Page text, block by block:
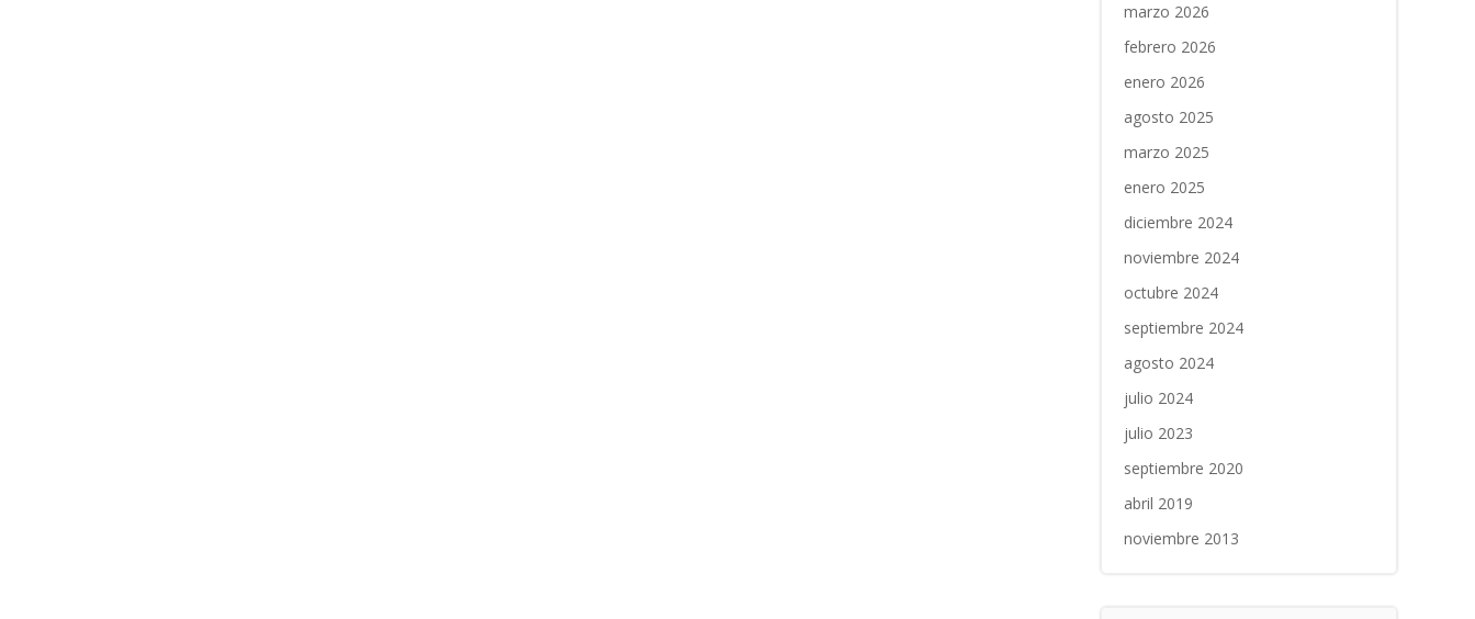
marzo 2026
febrero 2026
enero 2026
agosto 2025
marzo 2025
enero 2025
diciembre 2024
noviembre 2024
octubre 2024
septiembre 2024
agosto 2024
julio 2024
julio 2023
septiembre 2020
abril 2019
noviembre 2013